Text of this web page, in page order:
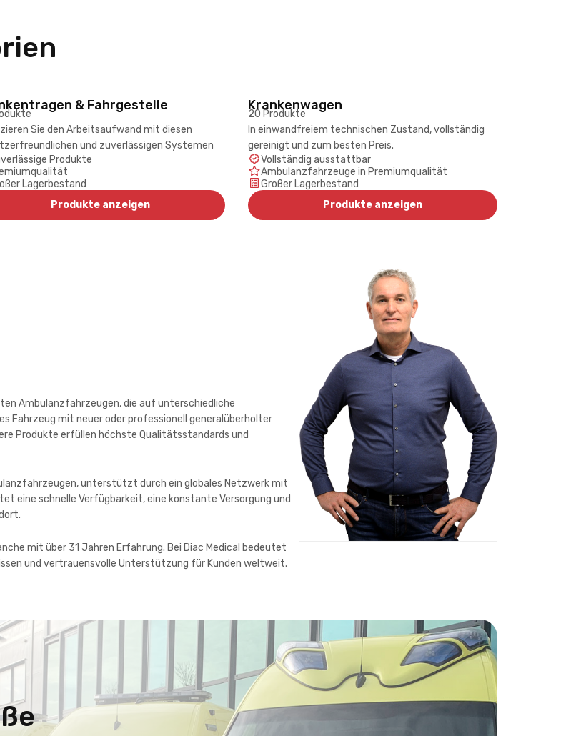
& Fahrgestelle
Sie den Arbeitsaufwand mit diesen
und zuverlässigen Systemen
Produkte
Lagerbestand
Produkte anzeigen
Krankenwagen
20 Produkte
In einwandfreiem technischen Zustand, vollständig
gereinigt und zum besten Preis.
Vollständig ausstattbar
Ambulanzfahrzeuge in Premiumqualität
Großer Lagerbestand
Produkte anzeigen
Ambulanzfahrzeugen, die auf unterschiedliche
Fahrzeug mit neuer oder professionell generalüberholter
Produkte erfüllen höchste Qualitätsstandards und
unterstützt durch ein globales Netzwerk mit
eine schnelle Verfügbarkeit, eine konstante Versorgung und
mit über 31 Jahren Erfahrung. Bei Diac Medical bedeutet
und vertrauensvolle Unterstützung für Kunden weltweit.